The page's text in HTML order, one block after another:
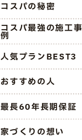
コスパの秘密
コスパ最強の施工事
例
人気プランBEST3
おすすめの人
最長60年長期保証
家づくりの想い
終了しました